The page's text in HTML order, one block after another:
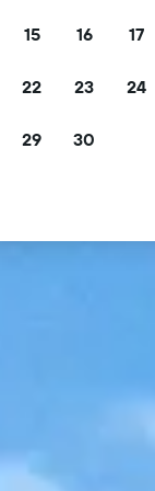
Verifica le
15 16 17
22 23 24
29 30